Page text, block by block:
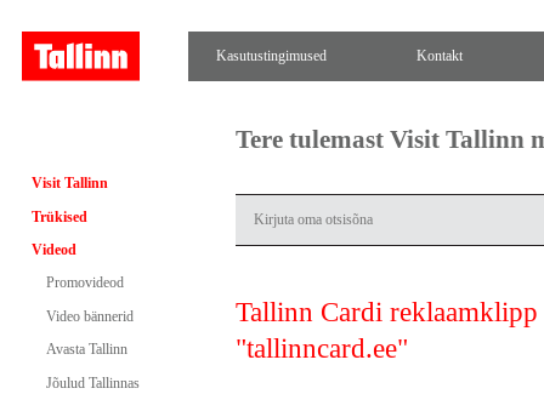
Kasutustingimused Kontakt
Visit Tallinn
Trükised
Videod
Promovideod
Video bännerid
Avasta Tallinn
Jõulud Tallinnas
Tere tulemast Visit Tallinn
Tallinn Cardi
"tallinncard.ee"